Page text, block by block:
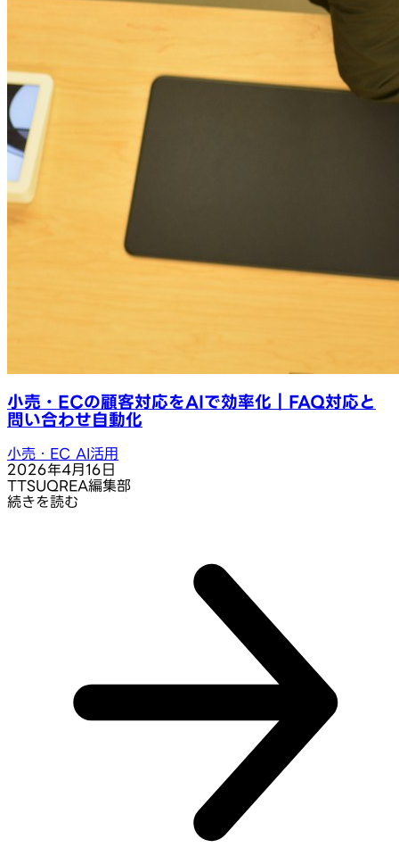
小売・ECの顧客対応をAIで効率化｜FAQ対応と
問い合わせ自動化
小売・EC AI活用
2026年4月16日
TTSUQREA編集部
続きを読む